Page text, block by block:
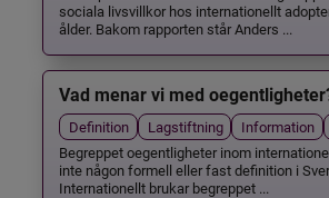
sociala livsvillkor hos internationellt
ålder. Bakom rapporten står Anders ...
Vad menar vi med
Definition Lagstiftning Information
Begreppet oegentligheter inom
inte någon formell eller fast definition i
Internationellt brukar begreppet ...